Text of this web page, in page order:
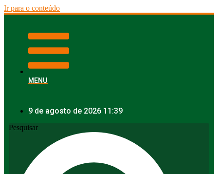
Ir para o conteúdo
MENU
9 de agosto de 2026 11:39
Pesquisar